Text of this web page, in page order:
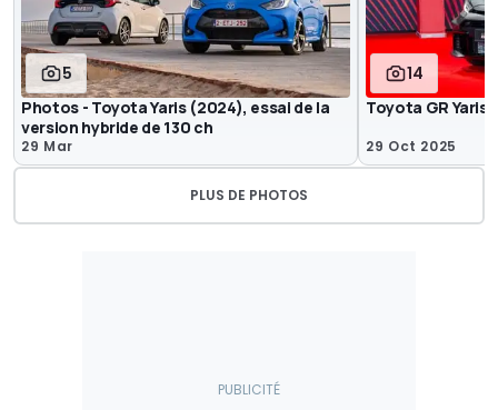
5
Photos - Toyota Yaris (2024), essai de la
version hybride de 130 ch
29 Mar
14
Toyota GR Yaris
29 Oct 2025
PLUS DE PHOTOS